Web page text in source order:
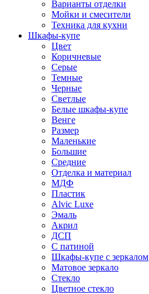
Варианты отделки
Мойки и смесители
Техника для кухни
Шкафы-купе
Цвет
Коричневые
Серые
Темные
Черные
Светлые
Белые шкафы-купе
Венге
Размер
Маленькие
Большие
Средние
Отделка и материал
МДФ
Пластик
Alvic Luxe
Эмаль
Акрил
ДСП
С патиной
Шкафы-купе с зеркалом
Матовое зеркало
Стекло
Цветное стекло